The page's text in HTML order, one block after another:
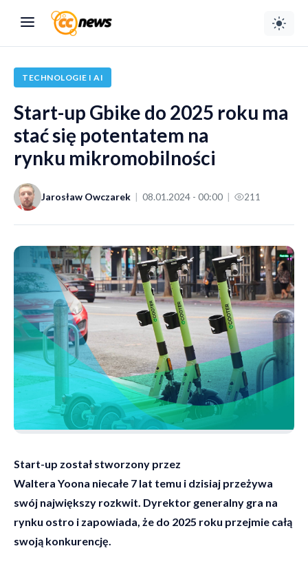
TECHNOLOGIE I AI
Start-up Gbike do 2025 roku ma
stać się potentatem na
rynku mikromobilności
Jarosław Owczarek | 08.01.2024 - 00:00 | 211
Start-up został stworzony przez
Waltera Yoona niecałe 7 lat temu i dzisiaj przeżywa
swój największy rozkwit. Dyrektor generalny gra na
rynku ostro i zapowiada, że do 2025 roku przejmie całą
swoją konkurencję.